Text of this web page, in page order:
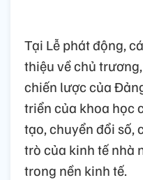
Tại Lễ phát động,
thiệu về chủ
chiến lược của
triển của khoa học
tạo, chuyển đổi số,
trò của kinh tế nhà
trong nền kinh tế.